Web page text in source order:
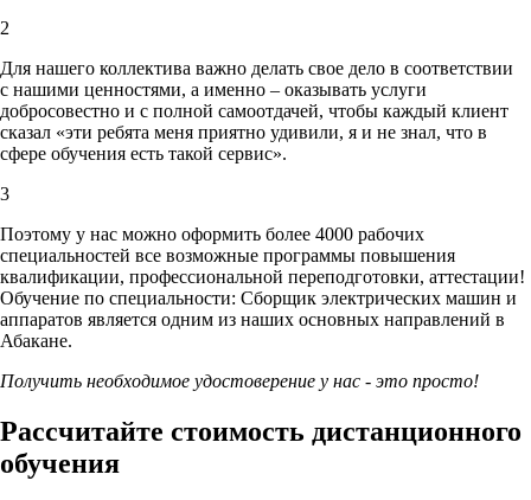
2
Для нашего коллектива важно делать свое дело в соответствии
с нашими ценностями, а именно – оказывать услуги
добросовестно и с полной самоотдачей, чтобы каждый клиент
сказал «эти ребята меня приятно удивили, я и не знал, что в
сфере обучения есть такой сервис».
3
Поэтому у нас можно оформить более 4000 рабочих
специальностей все возможные программы повышения
квалификации, профессиональной переподготовки, аттестации!
Обучение по специальности: Сборщик электрических машин и
аппаратов является одним из наших основных направлений в
Абакане.
Получить необходимое удостоверение у нас - это просто!
Рассчитайте стоимость дистанционного
обучения